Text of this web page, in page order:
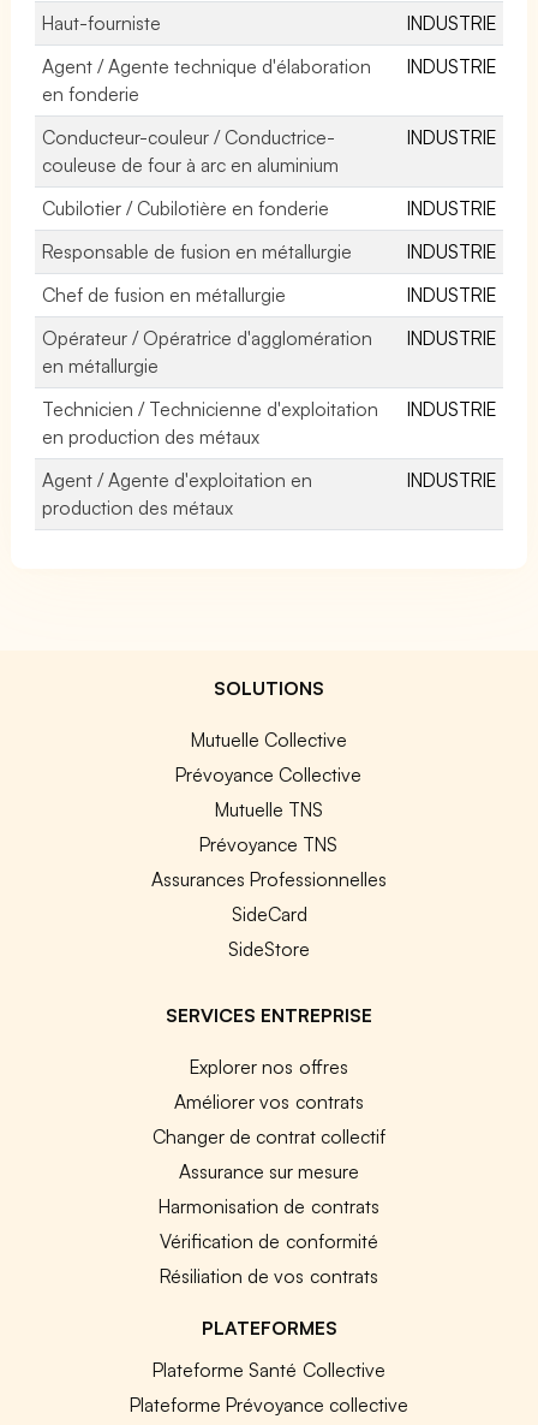
Haut-fourniste
INDUSTRIE
Agent / Agente technique d'élaboration
en fonderie
INDUSTRIE
Conducteur-couleur / Conductrice-
couleuse de four à arc en aluminium
INDUSTRIE
Cubilotier / Cubilotière en fonderie
INDUSTRIE
Responsable de fusion en métallurgie
INDUSTRIE
Chef de fusion en métallurgie
INDUSTRIE
Opérateur / Opératrice d'agglomération
en métallurgie
INDUSTRIE
Technicien / Technicienne d'exploitation
en production des métaux
INDUSTRIE
Agent / Agente d'exploitation en
production des métaux
INDUSTRIE
SOLUTIONS
Mutuelle Collective
Prévoyance Collective
Mutuelle TNS
Prévoyance TNS
Assurances Professionnelles
SideCard
SideStore
SERVICES ENTREPRISE
Explorer nos offres
Améliorer vos contrats
Changer de contrat collectif
Assurance sur mesure
Harmonisation de contrats
Vérification de conformité
Résiliation de vos contrats
PLATEFORMES
Plateforme Santé Collective
Plateforme Prévoyance collective